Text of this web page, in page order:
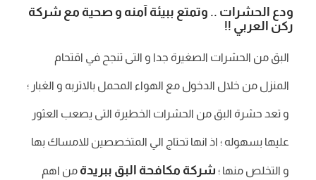
ودع الحشرات .. وتمتع ببيئة آمنه و صحية مع شركة
ركن العربي !!
البق من الحشرات الصغيرة جدا و التى تنجح في اقتحام
المنزل من خلال الدخول مع الهواء المحمل بالاتربه و الغبار ؛
و تعد حشرة البق من الحشرات الخطيرة التى يصعب العثور
عليها بسهوله ؛ اذ انها تحتاج الي المتخصصين للامساك بها
و التخلص منها ؛ شركة مكافحة البق ببريدة من اهم